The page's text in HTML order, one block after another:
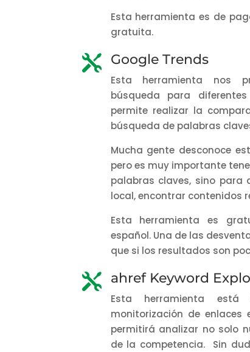
Esta herramienta es de
gratuita.
 Google Trends
Esta herramienta nos
búsqueda para
permite realizar la
búsqueda de palabras
Mucha gente desconoce
pero es muy importante
palabras claves, sino para
local, encontrar contenidos
Esta herramienta es
español. Una de las
que si los resultados son
 ahref Keyword
Esta herramienta
monitorización de enlaces
permitirá analizar no solo
de la competencia. Sin